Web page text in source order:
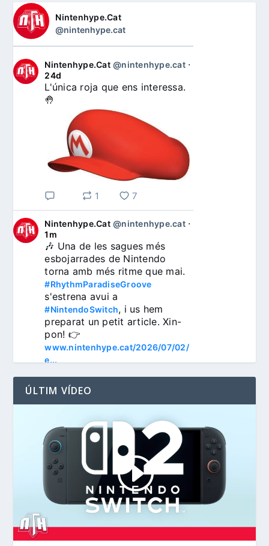
Nintenhype.Cat
@nintenhype.cat
Nintenhype.Cat @nintenhype.cat⋅
24d
L'única roja que ens interessa.
🤚
1 7
Nintenhype.Cat @nintenhype.cat⋅
1m
🎶 Una de les sagues més
esbojarrades de Nintendo
#RhythmParadiseGroove
#NintendoSwitch, i us hem
preparat un petit article. Xin-
www.nintenhype.cat/2026/07/02/
e...
3
Nintenhype.Cat @nintenhype.cat
1m
📅 Devil May Cry V,
Wanderstop, Citizen Sleeper 2,
i molt més, aquesta setmana a
ÚLTIM VÍDEO